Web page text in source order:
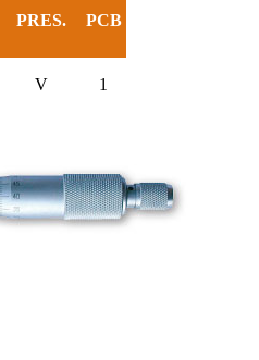
PRES. PCB
V 1